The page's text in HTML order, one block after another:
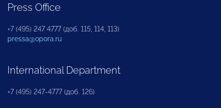
Press Office
+7 (495) 247 4777 (доб. 115, 114, 113)
pressa@opora.ru
International Department
+7 (495) 247-4777 (доб. 126)